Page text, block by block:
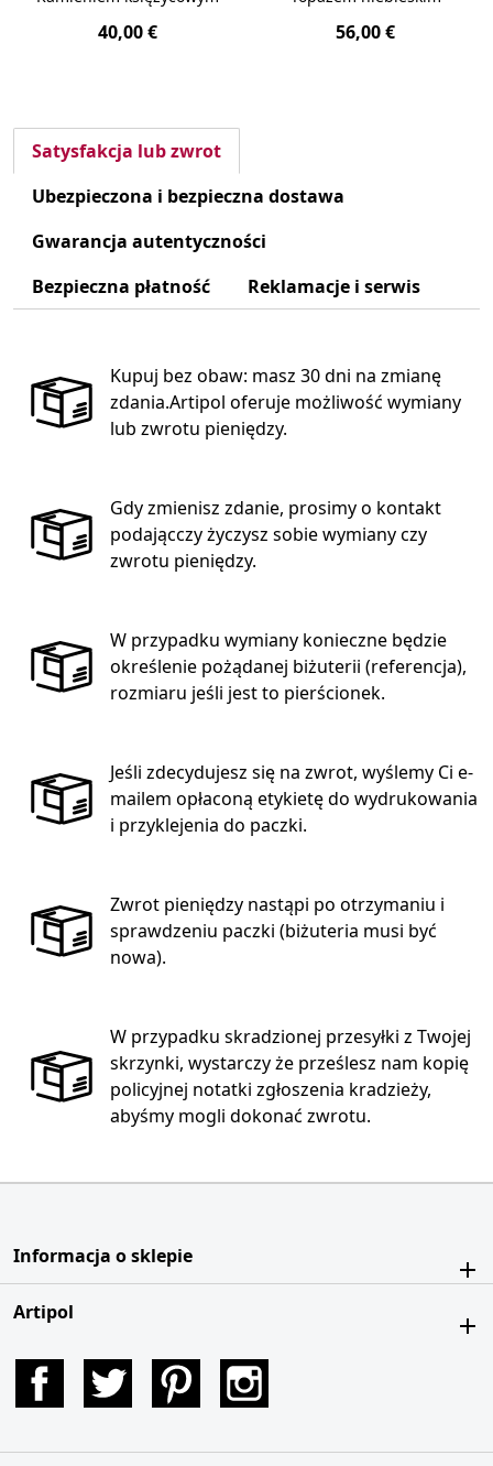
40,00 € 56,00 €
Satysfakcja lub zwrot
Ubezpieczona i bezpieczna dostawa
Gwarancja autentyczności
Bezpieczna płatność
Reklamacje i serwis
Kupuj bez obaw: masz 30 dni na zmianę
zdania.Artipol oferuje możliwość wymiany
lub zwrotu pieniędzy.
Gdy zmienisz zdanie, prosimy o kontakt
podającczy życzysz sobie wymiany czy
zwrotu pieniędzy.
W przypadku wymiany konieczne będzie
określenie pożądanej biżuterii (referencja),
rozmiaru jeśli jest to pierścionek.
Jeśli zdecydujesz się na zwrot, wyślemy Ci e-
mailem opłaconą etykietę do wydrukowania
i przyklejenia do paczki.
Zwrot pieniędzy nastąpi po otrzymaniu i
sprawdzeniu paczki (biżuteria musi być
nowa).
W przypadku skradzionej przesyłki z Twojej
skrzynki, wystarczy że prześlesz nam kopię
policyjnej notatki zgłoszenia kradzieży,
abyśmy mogli dokonać zwrotu.
Informacja o sklepie
Artipol
Facebook Twitter Pinterest